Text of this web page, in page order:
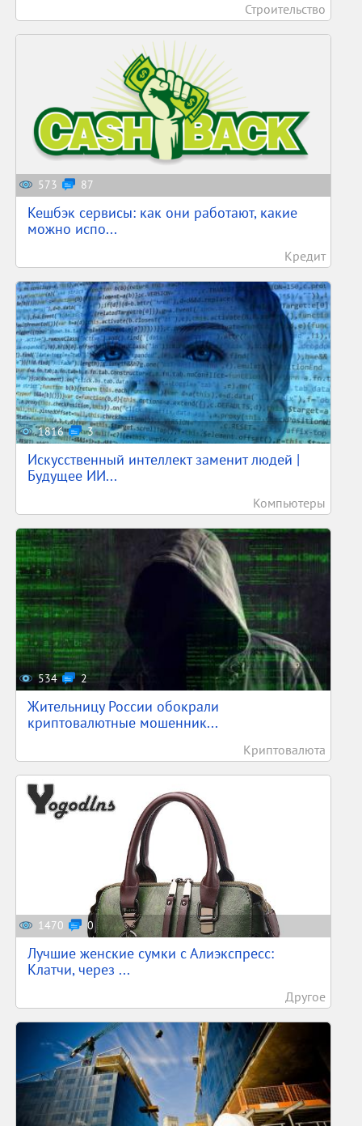
Строительство
573 87
Кешбэк сервисы: как они работают, какие
можно испо...
Кредит
1816 3
Искусственный интеллект заменит людей |
Будущее ИИ...
Компьютеры
534 2
Жительницу России обокрали
криптовалютные мошенник...
Криптовалюта
1470 0
Лучшие женские сумки с Алиэкспресс:
Клатчи, через ...
Другое